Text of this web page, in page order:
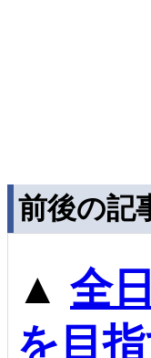
前後の記
▲ 全
を目